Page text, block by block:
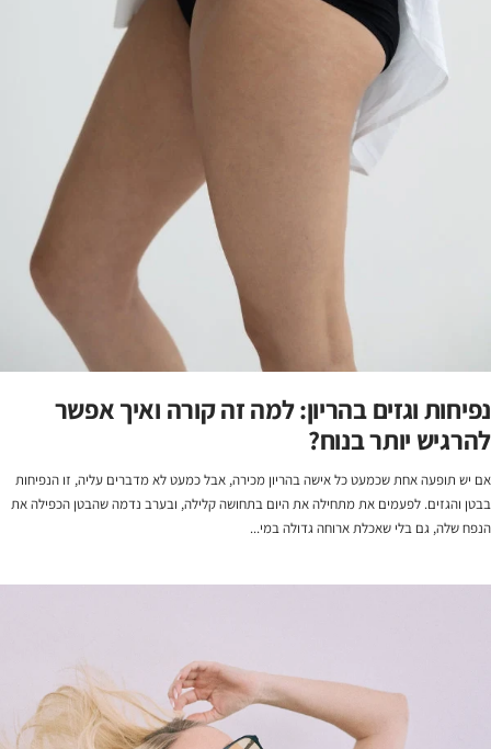
נפיחות וגזים בהריון: למה זה קורה ואיך אפשר
להרגיש יותר בנוח?
אם יש תופעה אחת שכמעט כל אישה בהריון מכירה, אבל כמעט לא מדברים עליה, זו הנפיחות
בבטן והגזים. לפעמים את מתחילה את היום בתחושה קלילה, ובערב נדמה שהבטן הכפילה את
הנפח שלה, גם בלי שאכלת ארוחה גדולה במי...